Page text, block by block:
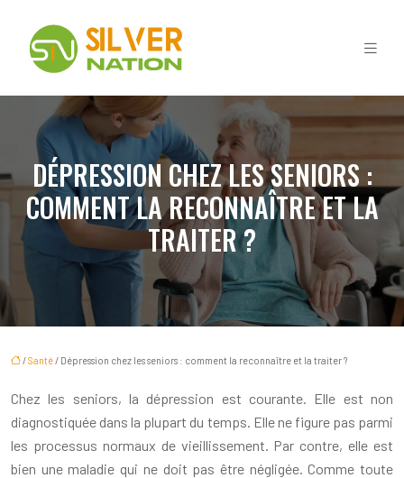
DÉPRESSION CHEZ LES SENIORS :
COMMENT LA RECONNAÎTRE ET LA
TRAITER ?
/Santé/ Dépression chez les seniors : comment la reconnaître et la traiter ?
Chez les seniors, la dépression est courante. Elle est non
diagnostiquée dans la plupart du temps. Elle ne figure pas parmi
les processus normaux de vieillissement. Par contre, elle est
bien une maladie qui ne doit pas être négligée. Comme toute